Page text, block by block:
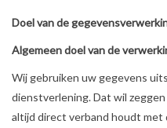
Doel van de
Algemeen doel van de
Wij gebruiken uw gegevens
dienstverlening. Dat wil
altijd direct verband houdt